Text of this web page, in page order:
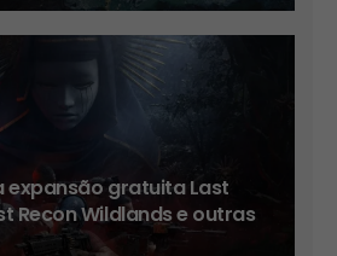
expansão gratuita Last
Recon Wildlands e outras